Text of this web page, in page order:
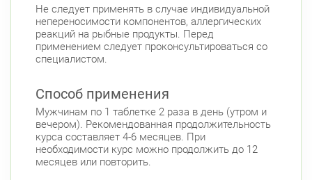
Не следует применять в случае индивидуальной
непереносимости компонентов, аллергических
реакций на рыбные продукты. Перед
применением следует проконсультироваться со
специалистом.
Способ применения
Мужчинам по 1 таблетке 2 раза в день (утром и
вечером). Рекомендованная продолжительность
курса составляет 4-6 месяцев. При
необходимости курс можно продолжить до 12
месяцев или повторить.